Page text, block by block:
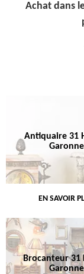
Achat dans
Antiquaire 31
Garonne
EN SAVOIR
Brocanteur 31
Garonne